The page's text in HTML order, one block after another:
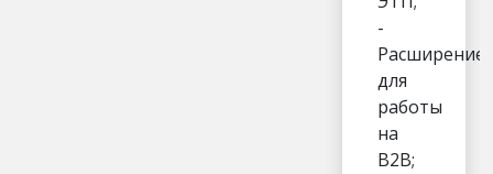
-
Расширение
для
работы
на
В2В;